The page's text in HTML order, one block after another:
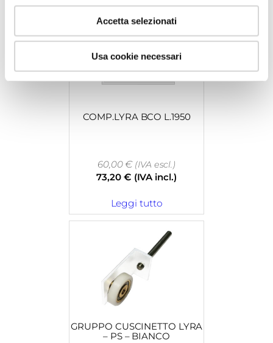
Accetta selezionati
Usa cookie necessari
COMP.LYRA BCO L.1950
60,00€(IVA escl.)
73,20 € (IVA incl.)
Leggi tutto
GRUPPO CUSCINETTO LYRA
– PS – BIANCO